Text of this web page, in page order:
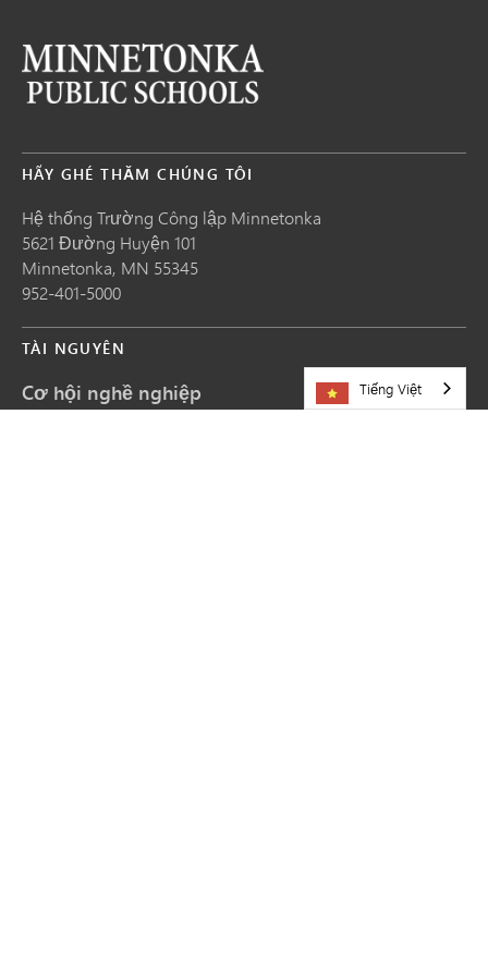
HÃY GHÉ THĂM CHÚNG TÔI
Hệ thống Trường Công lập Minnetonka
5621 Đường Huyện 101
Minnetonka, MN 55345
952-401-5000
TÀI NGUYÊN
Cơ hội nghề nghiệp
Tiếng Việt